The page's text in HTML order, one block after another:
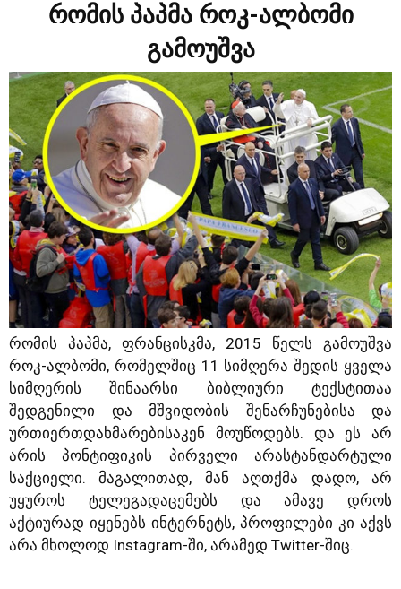
რომის პაპმა როკ-ალბომი
გამოუშვა
რომის პაპმა, ფრანცისკმა, 2015 წელს გამოუშვა
როკ-ალბომი, რომელშიც 11 სიმღერა შედის ყველა
სიმღერის შინაარსი ბიბლიური ტექსტითაა
შედგენილი და მშვიდობის შენარჩუნებისა და
ურთიერთდახმარებისაკენ მოუწოდებს. და ეს არ
არის პონტიფიკის პირველი არასტანდარტული
საქციელი. მაგალითად, მან აღთქმა დადო, არ
უყუროს ტელეგადაცემებს და ამავე დროს
აქტიურად იყენებს ინტერნეტს, პროფილები კი აქვს
არა მხოლოდ Instagram-ში, არამედ Twitter-შიც.